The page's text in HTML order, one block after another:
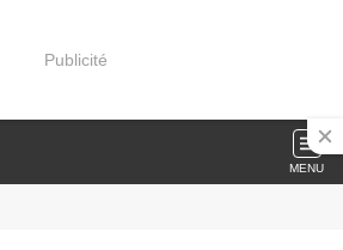
Publicité
MENU